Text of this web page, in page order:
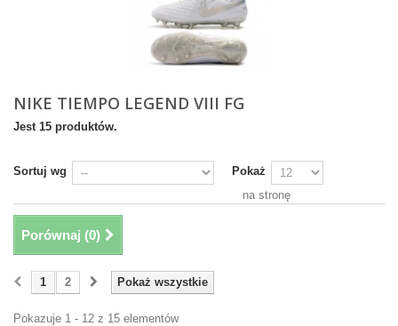
NIKE TIEMPO LEGEND VIII FG
Jest 15 produktów.
Sortuj wg
Pokaż
na stronę
Porównaj (0)
Pokaż wszystkie
1 2
Pokazuje 1 - 12 z 15 elementów